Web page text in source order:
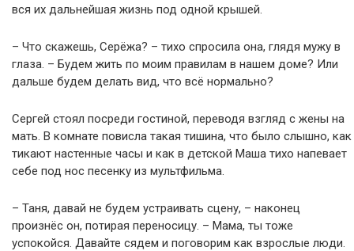
вся их дальнейшая жизнь под одной крышей.
– Что скажешь, Серёжа? – тихо спросила она, глядя мужу в
глаза. – Будем жить по моим правилам в нашем доме? Или
дальше будем делать вид, что всё нормально?
Сергей стоял посреди гостиной, переводя взгляд с жены на
мать. В комнате повисла такая тишина, что было слышно, как
тикают настенные часы и как в детской Маша тихо напевает
себе под нос песенку из мультфильма.
– Таня, давай не будем устраивать сцену, – наконец
произнёс он, потирая переносицу. – Мама, ты тоже
успокойся. Давайте сядем и поговорим как взрослые люди.